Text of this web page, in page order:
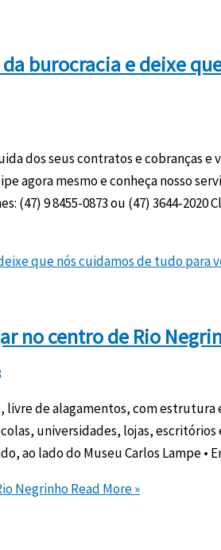
burocracia e deixe
dos seus contratos e cobranças e
agora mesmo e conheça nosso
(47) 9 8455-0873 ou (47) 3644-
que nós cuidamos de tudo para
no centro de Rio
de alagamentos, com estrutura
universidades, lojas, escritórios
ao lado do Museu Carlos Lampe •
NegrinhoRead More »